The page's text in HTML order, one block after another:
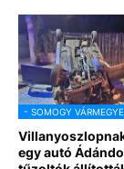
- SOMOGY VÁRMEGYE
egy autó